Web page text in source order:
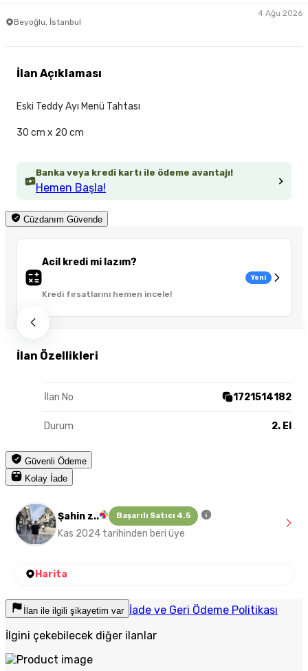
Beyoğlu, İstanbul
4 Ağu 2026
Banka veya kredi kartı ile ödeme avantajı!
Hemen Başla!
Cüzdanım Güvende
Acil kredi mi lazım?
Kredi fırsatlarını hemen incele!
Yeni
İlan Özellikleri
İlan No 1721514182
Durum 2. El
Güvenli Ödeme
Kolay İade
İlan Açıklaması
Eski Teddy Ayı Menü Tahtası
30 cm x 20 cm
Şahin z.. Başarılı Satıcı 4.5
Kas 2024 tarihinden beri üye
Harita
İlan ile ilgili şikayetim var İade ve Geri Ödeme Politikası
İlgini çekebilecek diğer ilanlar